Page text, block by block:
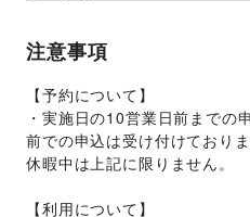
注意事項
【予約について】
・実施日の10営業日前までの
前での申込は受け付けており
休暇中は上記に限りません。
【利用について】